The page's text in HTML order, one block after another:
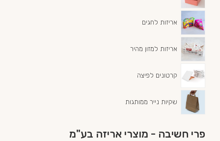
אריזות לחגים
אריזות למזון מהיר
קרטונים לפיצה
שקיות נייר ממותגות
פרי חשיבה - מוצרי אריזה בע"מ